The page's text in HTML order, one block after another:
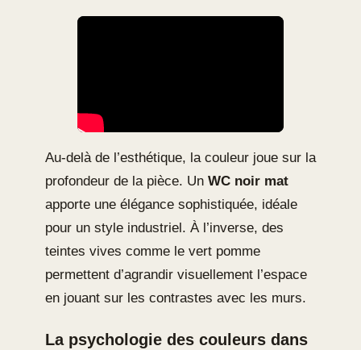
Au-delà de l’esthétique, la couleur joue sur la
profondeur de la pièce. Un WC noir mat
apporte une élégance sophistiquée, idéale
pour un style industriel. À l’inverse, des
teintes vives comme le vert pomme
permettent d’agrandir visuellement l’espace
en jouant sur les contrastes avec les murs.
La psychologie des couleurs dans